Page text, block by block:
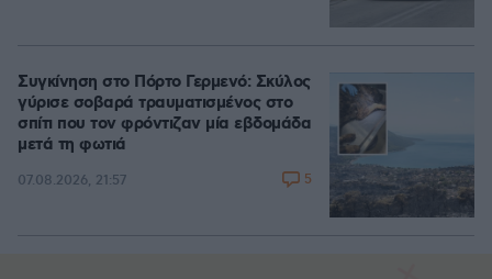
Συγκίνηση στο Πόρτο Γερμενό: Σκύλος
γύρισε σοβαρά τραυματισμένος στο
σπίτι που τον φρόντιζαν μία εβδομάδα
μετά τη φωτιά
07.08.2026, 21:57 5